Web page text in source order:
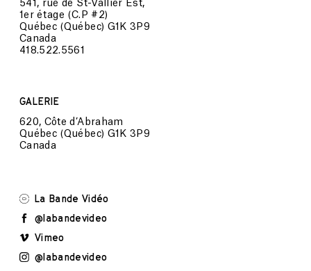
541, rue de St-Vallier Est,
1er étage (C.P #2)
Québec (Québec) G1K 3P9
Canada
418.522.5561
GALERIE
620, Côte d’Abraham
Québec (Québec) G1K 3P9
Canada
La Bande Vidéo
@labandevideo
Vimeo
@labandevideo